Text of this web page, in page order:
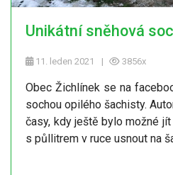
Unikátní sněhová
11. leden 2021 3856x
Obec Žichlínek se na
sochou opilého šachisty.
časy, kdy ještě bylo možné
s půllitrem v ruce usnout na